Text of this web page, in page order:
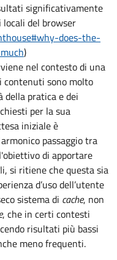
significativamente
del browser
does-the-
)
nel contesto di una
contenuti sono molto
della pratica e dei
per la sua
iniziale è
passaggio tra
di apportare
si ritiene che questa sia
d’uso dell’utente
sistema di cache, non
, che in certi contesti
risultati più bassi
meno frequenti.